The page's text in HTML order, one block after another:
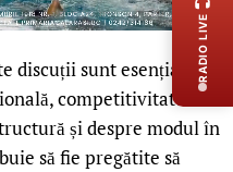
discuții sunt esențiale.
competitivitate
și despre modul în
să fie pregătite să
RADIO LIVE